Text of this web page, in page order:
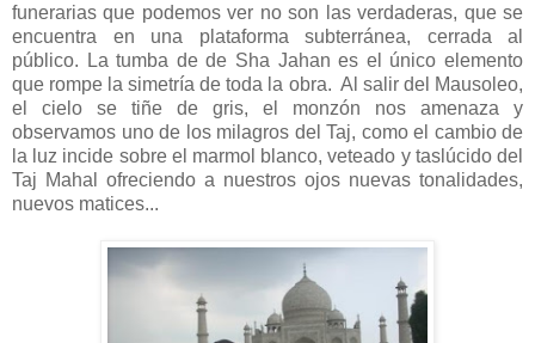
funerarias que podemos ver no son las verdaderas, que se
encuentra en una plataforma subterránea, cerrada al
público. La tumba de de Sha Jahan es el único elemento
que rompe la simetría de toda la obra. Al salir del Mausoleo,
el cielo se tiñe de gris, el monzón nos amenaza y
observamos uno de los milagros del Taj, como el cambio de
la luz incide sobre el marmol blanco, veteado y taslúcido del
Taj Mahal ofreciendo a nuestros ojos nuevas tonalidades,
nuevos matices...